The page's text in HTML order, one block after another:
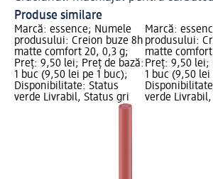
Produse similare
Marcă: essence; Numele
produsului: Creion buze 8h
matte comfort 20, 0,3 g;
Preț: 9,50 lei; Preț de bază:
1 buc (9,50 lei pe 1 buc);
Disponibilitate: Status
verde Livrabil, Status gri
Marcă:
produsului:
matte
Preț: 9,50 lei;
1 buc (9,50 lei
verde